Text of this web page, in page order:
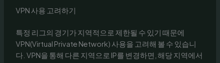
VPN 사용 고려하기
특정 리그의 경기가 지역적으로 제한될 수 있기 때문에
VPN(Virtual Private Network) 사용을 고려해 볼 수 있습니
다. VPN을 통해 다른 지역으로 IP를 변경하면, 해당 지역에서